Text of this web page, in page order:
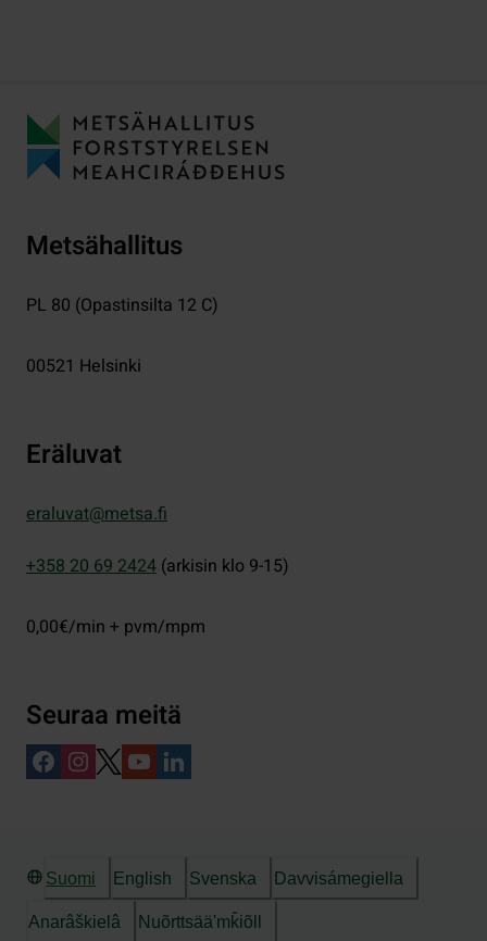
Metsähallitus
PL 80 (Opastinsilta 12 C)
00521 Helsinki
Eräluvat
eraluvat@metsa.fi
+358 20 69 2424 (arkisin klo 9-15)
0,00€/min + pvm/mpm
Seuraa meitä
Suomi English Svenska Davvisámegiella
Anarâškielâ Nuõrttsääʹmǩiõll